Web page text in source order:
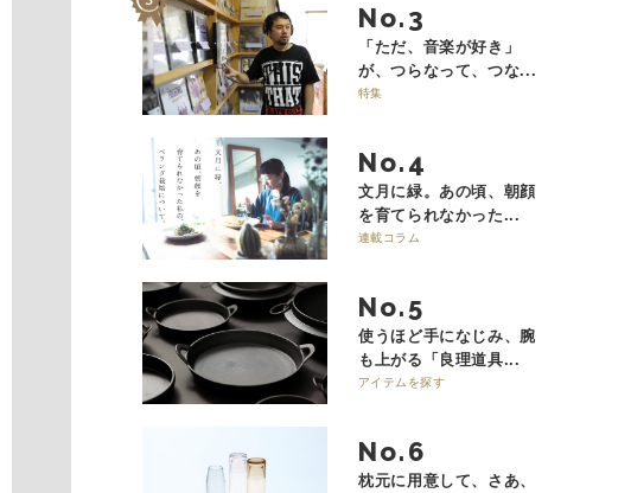
No.
「ただ、音楽が好き」
が、つらなって、つな...
特集
No.
文月に緑。あの頃、朝顔
を育てられなかった...
連載コラム
No.
使うほど手になじみ、腕
も上がる「良理道具...
アイテムを探す
No.
枕元に用意して、さあ、